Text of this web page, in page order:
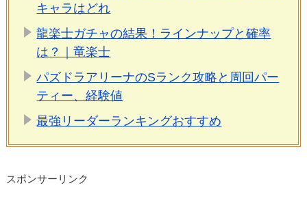
キャラはどれ
龍楽士ガチャの結果！ラインナップと確率
は？｜竜楽士
パズドラアリーナのSランク攻略と周回パー
ティー、経験値
最強リーダーランキングおすすめ
スポンサーリンク